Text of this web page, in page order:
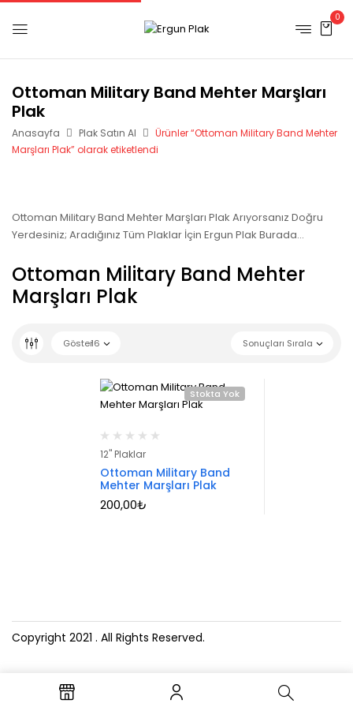
0
Ottoman Military Band Mehter Marşları
Plak
Anasayfa Plak Satın Al
Ürünler “Ottoman Military Band Mehter
Marşları Plak” olarak etiketlendi
Ottoman Military Band Mehter Marşları Plak Arıyorsanız Doğru
Yerdesiniz; Aradığınız Tüm Plaklar İçin Ergun Plak Burada…
Ottoman Military Band Mehter
Marşları Plak
Sonuçları Sırala
Göster16
Stokta Yok
12" Plaklar
Ottoman Military Band
Mehter Marşları Plak
200,00₺
Copyright 2021 . All Rights Reserved.